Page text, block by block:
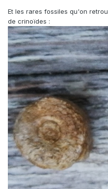
Et les rares fossiles qu'on
de crinoïdes :